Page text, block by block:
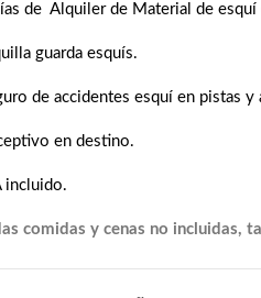
de Alquiler de Material de esquí
guarda esquís.
de accidentes esquí en pistas
en destino.
incluido.
comidas y cenas no incluidas,